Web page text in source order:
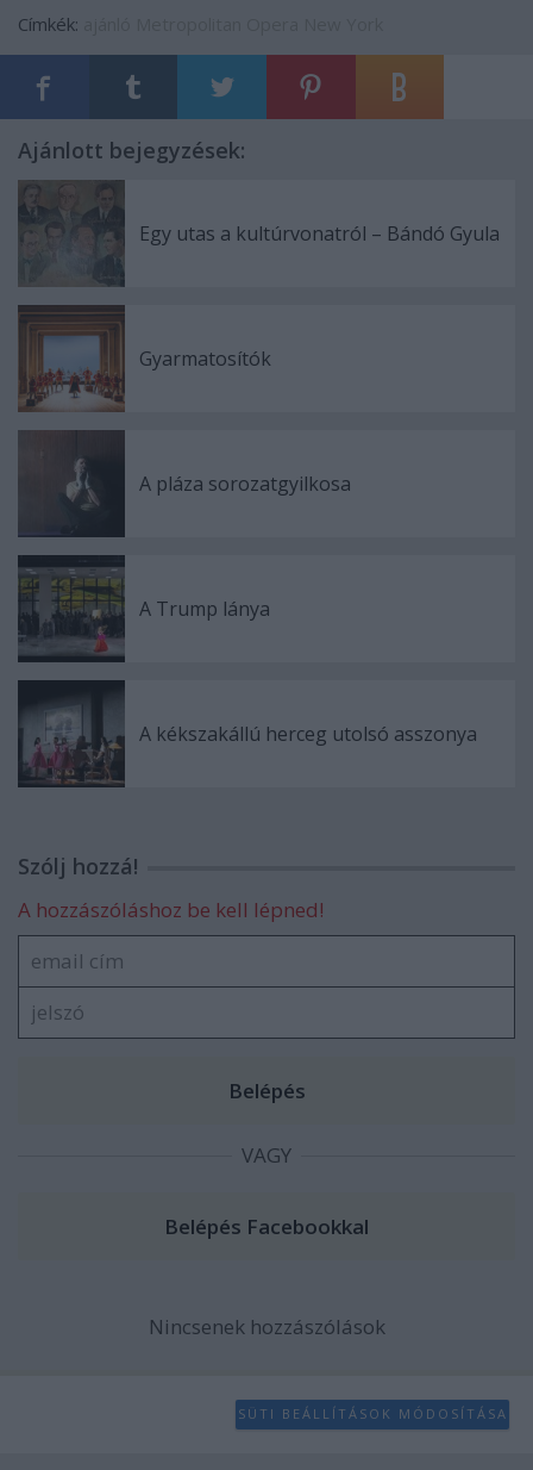
Címkék:
Ajánlott bejegyzések:
Egy utas a kultúrvonatról – Bándó Gyula
Gyarmatosítók
A pláza sorozatgyilkosa
A Trump lánya
A kékszakállú herceg utolsó asszonya
Szólj hozzá!
A hozzászóláshoz be kell lépned!
VAGY
Nincsenek hozzászólások
SÜTI BEÁLLÍTÁSOK MÓDOSÍTÁSA